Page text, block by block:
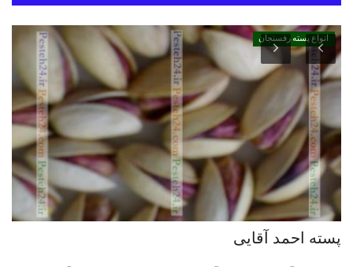
انواع پسته رفسنجان
پسته احمد آقایی